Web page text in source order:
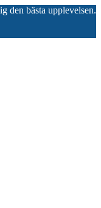
den bästa upplevelsen.